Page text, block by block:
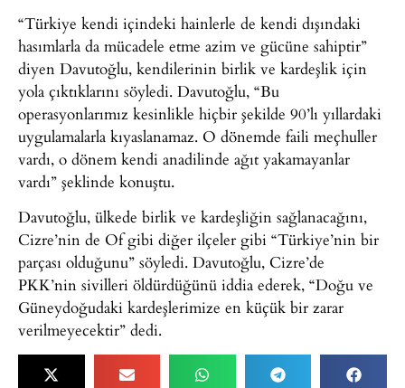
“Türkiye kendi içindeki hainlerle de kendi dışındaki
hasımlarla da mücadele etme azim ve gücüne sahiptir”
diyen Davutoğlu, kendilerinin birlik ve kardeşlik için
yola çıktıklarını söyledi. Davutoğlu, “Bu
operasyonlarımız kesinlikle hiçbir şekilde 90’lı yıllardaki
uygulamalarla kıyaslanamaz. O dönemde faili meçhuller
vardı, o dönem kendi anadilinde ağıt yakamayanlar
vardı” şeklinde konuştu.
Davutoğlu, ülkede birlik ve kardeşliğin sağlanacağını,
Cizre’nin de Of gibi diğer ilçeler gibi “Türkiye’nin bir
parçası olduğunu” söyledi. Davutoğlu, Cizre’de
PKK’nin sivilleri öldürdüğünü iddia ederek, “Doğu ve
Güneydoğudaki kardeşlerimize en küçük bir zarar
verilmeyecektir” dedi.